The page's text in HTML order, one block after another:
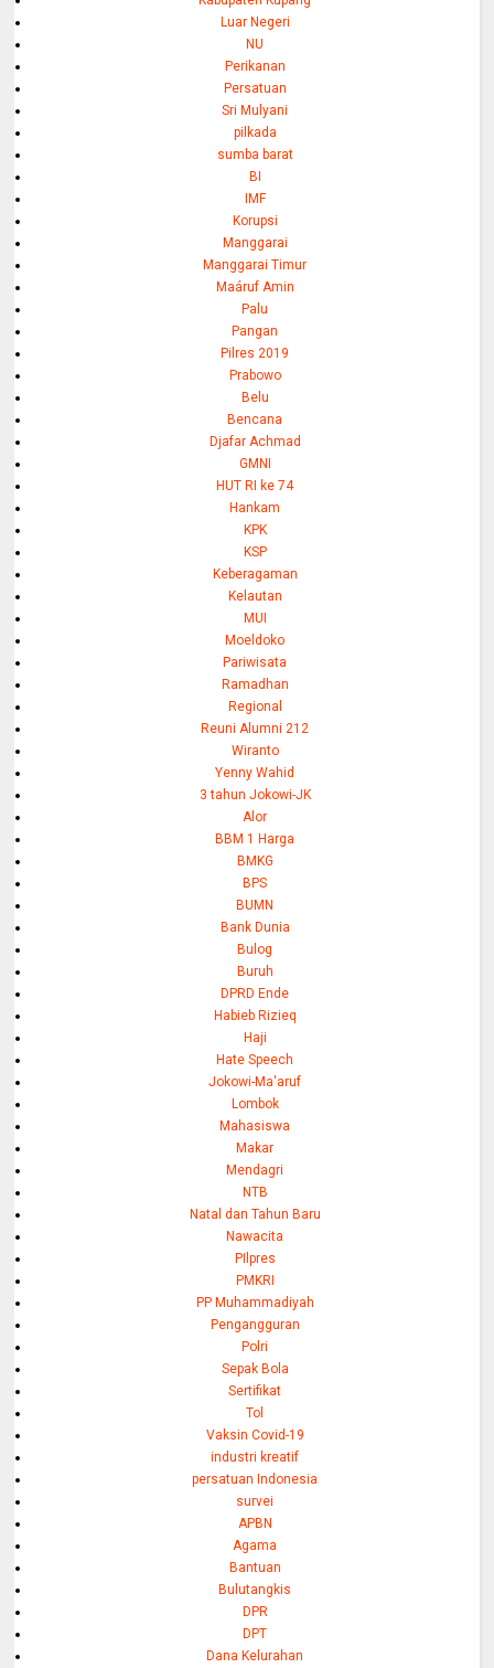
Luar Negeri
NU
Perikanan
Persatuan
Sri Mulyani
pilkada
sumba barat
BI
IMF
Korupsi
Manggarai
Manggarai Timur
Maáruf Amin
Palu
Pangan
Pilres 2019
Prabowo
Belu
Bencana
Djafar Achmad
GMNI
HUT RI ke 74
Hankam
KPK
KSP
Keberagaman
Kelautan
MUI
Moeldoko
Pariwisata
Ramadhan
Regional
Reuni Alumni 212
Wiranto
Yenny Wahid
3 tahun Jokowi-JK
Alor
BBM 1 Harga
BMKG
BPS
BUMN
Bank Dunia
Bulog
Buruh
DPRD Ende
Habieb Rizieq
Haji
Hate Speech
Jokowi-Ma'aruf
Lombok
Mahasiswa
Makar
Mendagri
NTB
Natal dan Tahun Baru
Nawacita
PIlpres
PMKRI
PP Muhammadiyah
Pengangguran
Polri
Sepak Bola
Sertifikat
Tol
Vaksin Covid-19
industri kreatif
persatuan Indonesia
survei
APBN
Agama
Bantuan
Bulutangkis
DPR
DPT
Dana Kelurahan